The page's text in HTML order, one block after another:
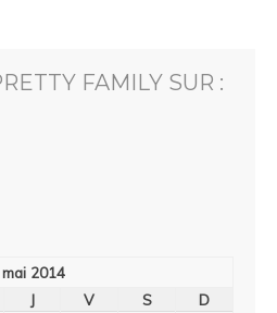
FAMILY SUR :
mai 2014
J V S
D